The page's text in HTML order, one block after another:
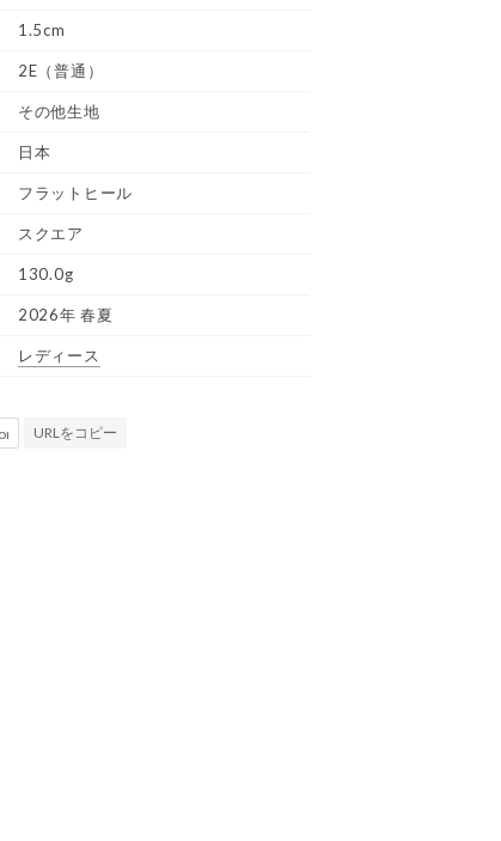
1.5cm
2E（普通）
その他生地
日本
フラットヒール
スクエア
130.0g
2026年 春夏
レディース
URLをコピー